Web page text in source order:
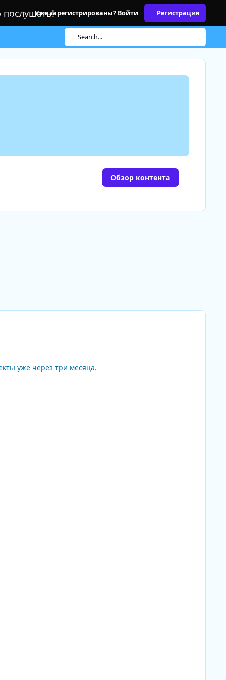
послушать!
СетапыОбъявленияПравила
Уже зарегистрированы? Войти Регистрация
Search...
Обзор контента
уже через три месяца.